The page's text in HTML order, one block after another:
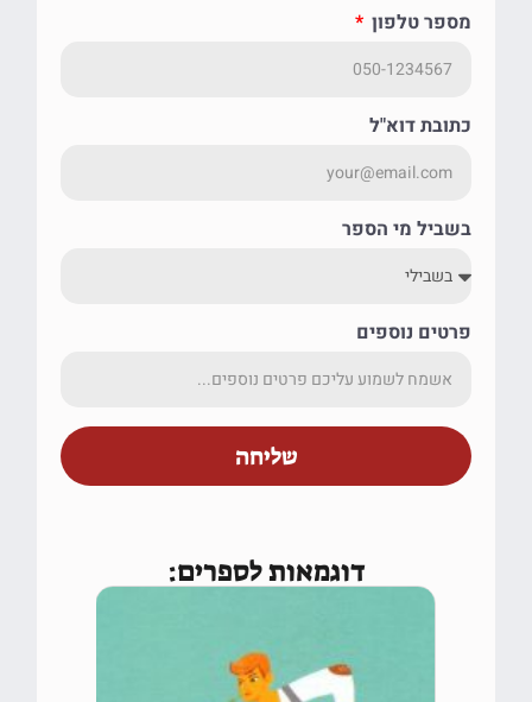
מספר טלפון
כתובת דוא"ל
בשביל מי הספר
פרטים נוספים
שליחה
דוגמאות לספרים: